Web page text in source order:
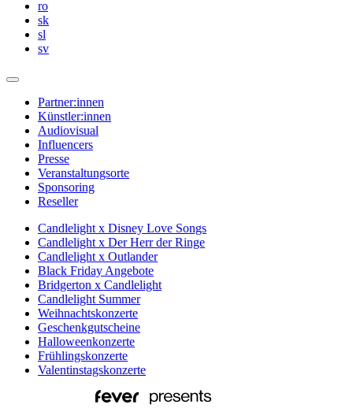
ro
sk
sl
sv
Partner:innen
Künstler:innen
Audiovisual
Influencers
Presse
Veranstaltungsorte
Sponsoring
Reseller
Candlelight x Disney Love Songs
Candlelight x Der Herr der Ringe
Candlelight x Outlander
Black Friday Angebote
Bridgerton x Candlelight
Candlelight Summer
Weihnachtskonzerte
Geschenkgutscheine
Halloweenkonzerte
Frühlingskonzerte
Valentinstagskonzerte